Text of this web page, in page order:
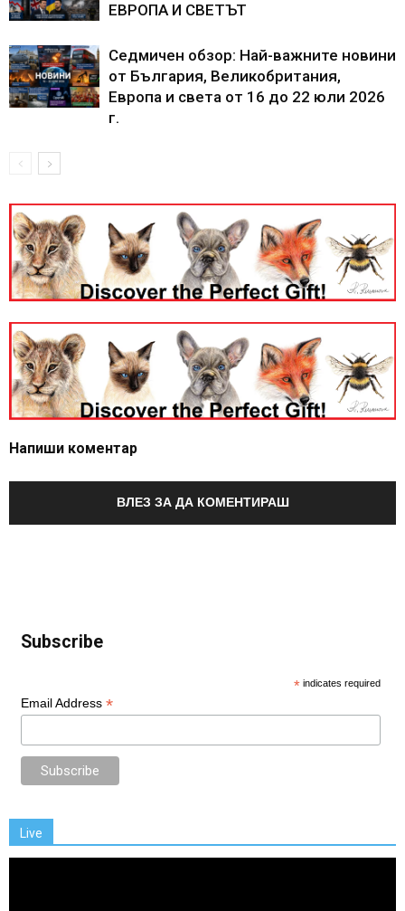
ЕВРОПА И СВЕТЪТ
Седмичен обзор: Най-важните новини
от България, Великобритания,
Европа и света от 16 до 22 юли 2026
г.
Напиши коментар
ВЛЕЗ ЗА ДА КОМЕНТИРАШ
Subscribe
* indicates required
Email Address *
Live